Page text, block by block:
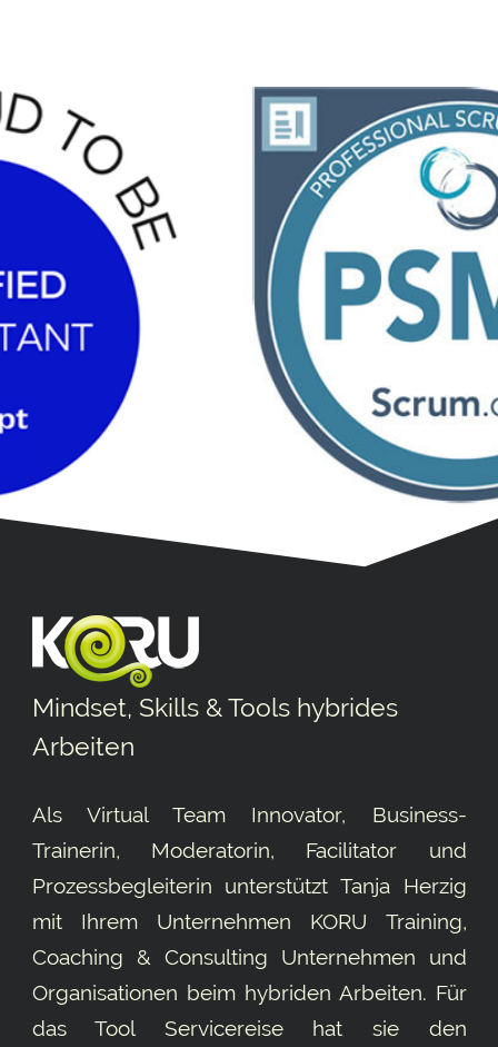
Mindset, Skills & Tools hybrides
Arbeiten
Als Virtual Team Innovator, Business-
Trainerin, Moderatorin, Facilitator und
Prozessbegleiterin unterstützt Tanja Herzig
mit Ihrem Unternehmen KORU Training,
Coaching & Consulting Unternehmen und
Organisationen beim hybriden Arbeiten. Für
das Tool Servicereisehat sie den